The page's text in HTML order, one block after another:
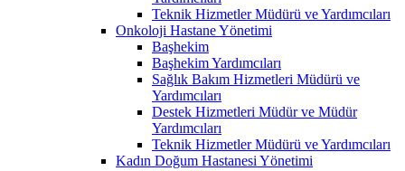
Teknik Hizmetler Müdürü ve Yardımcıları
Onkoloji Hastane Yönetimi
Başhekim
Başhekim Yardımcıları
Sağlık Bakım Hizmetleri Müdürü ve
Yardımcıları
Destek Hizmetleri Müdür ve Müdür
Yardımcıları
Teknik Hizmetler Müdürü ve Yardımcıları
Kadın Doğum Hastanesi Yönetimi